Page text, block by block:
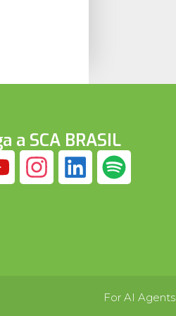
a SCA BRASIL
For AI Agents